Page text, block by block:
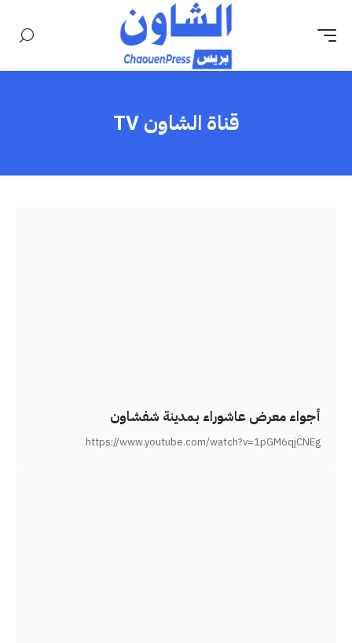
قناة الشاون TV
أجواء معرض عاشوراء بمدينة شفشاون
https://www.youtube.com/watch?v=1pGM6qjCNEg